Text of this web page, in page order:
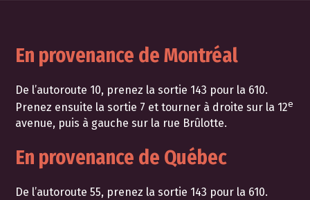
En provenance de Montréal
De l’autoroute 10, prenez la sortie 143 pour la 610.
Prenez ensuite la sortie 7 et tourner à droite sur la 12e
avenue, puis à gauche sur la rue Brûlotte.
En provenance de Québec
De l’autoroute 55, prenez la sortie 143 pour la 610.